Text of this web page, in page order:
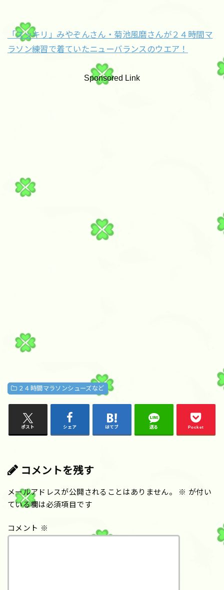
「スッキリ」みやぞんさん・菊池風磨さんが２４時間マ
ラソン練習で着ていたニューバランスのウエア！
Sponsored Link
２４時間マラソンシューズなど
ポスト シェア はてブ 送る Pocket
コメントを残す
メールアドレスが公開されることはありません。 ※ が付い
ている欄は必須項目です
コメント ※